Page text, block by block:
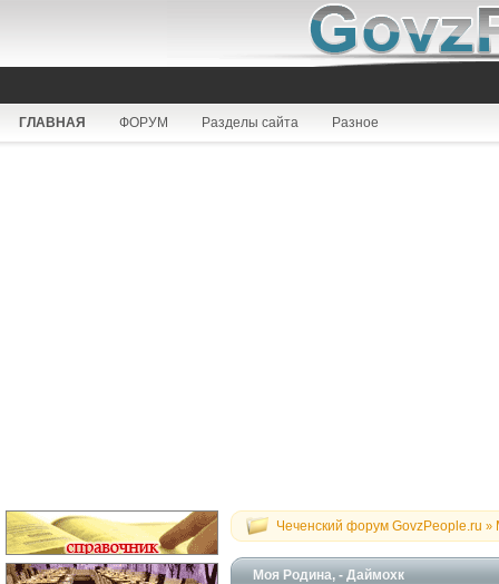
ГЛАВНАЯ ФОРУМ Разделы сайта Разное
Чеченский форум GovzPeople.ru »
Моя Родина, - Даймохк